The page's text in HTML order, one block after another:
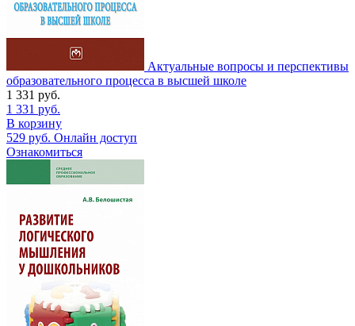
Актуальные вопросы и перспективы
образовательного процесса в высшей школе
1 331 руб.
1 331 руб.
В корзину
529 руб. Онлайн доступ
Ознакомиться